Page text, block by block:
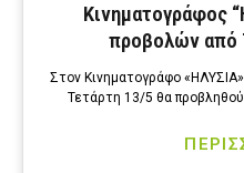
Κινηματογράφος
προβολών από
Στον Κινηματογράφο
Τετάρτη 13/5 θα